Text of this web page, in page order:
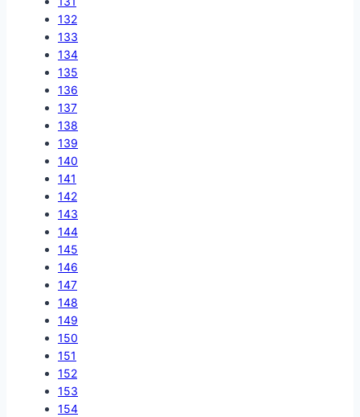
132
133
134
135
136
137
138
139
140
141
142
143
144
145
146
147
148
149
150
151
152
153
154